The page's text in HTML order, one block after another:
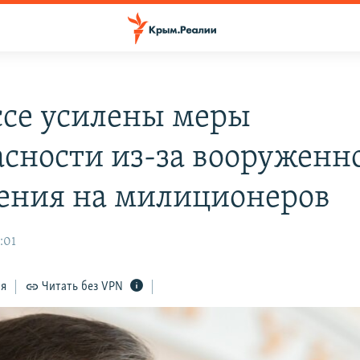
усилены меры
из-за
на милиционеров
Читать без VPN